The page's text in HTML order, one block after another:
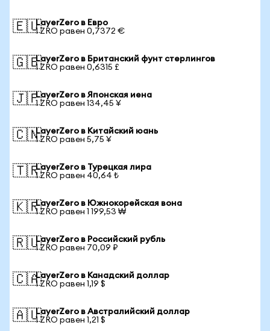
🇪🇺LayerZero в Евро
1 ZRO равен 0,7372 €
🇬🇧LayerZero в Британский фунт стерлингов
1 ZRO равен 0,6315 £
🇯🇵LayerZero в Японская иена
1 ZRO равен 134,45 ¥
🇨🇳LayerZero в Китайский юань
1 ZRO равен 5,75 ¥
🇹🇷LayerZero в Турецкая лира
1 ZRO равен 40,64 ₺
🇰🇷LayerZero в Южнокорейская вона
1 ZRO равен 1 199,53 ₩
🇷🇺LayerZero в Российский рубль
1 ZRO равен 70,09 ₽
🇨🇦LayerZero в Канадский доллар
1 ZRO равен 1,19 $
🇦🇺LayerZero в Австралийский доллар
1 ZRO равен 1,21 $